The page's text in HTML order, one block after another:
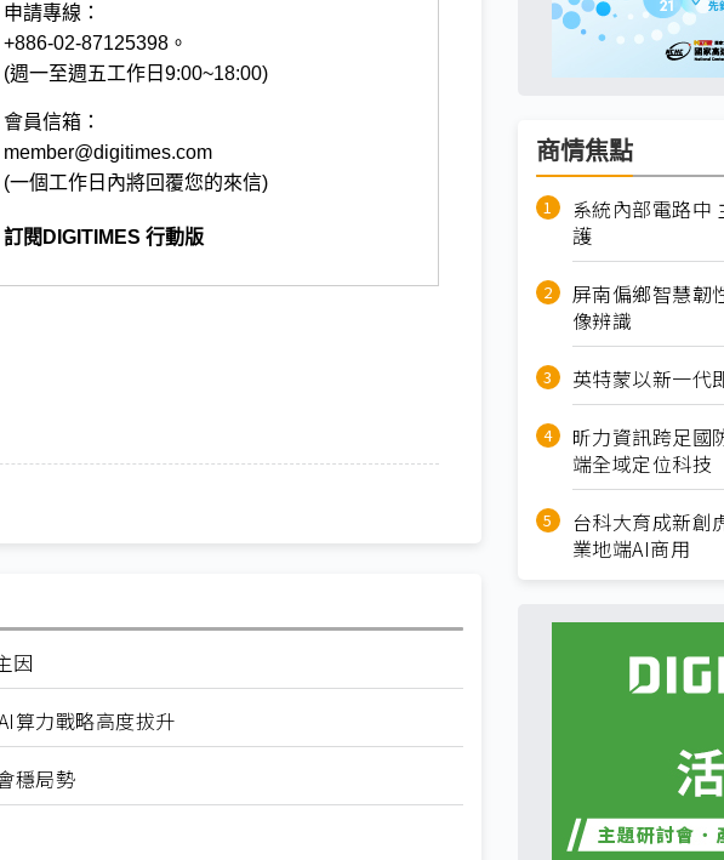
申請專線：
+886-02-87125398。
(週一至週五工作日9:00~18:00)
會員信箱：
member@digitimes.com
(一個工作日內將回覆您的來信)
訂閱DIGITIMES 行動版
因
算力戰略高度拔升
穩局勢
商情焦點
系統內部電路中
護
屏南偏鄉智慧韌
像辨識
英特蒙以新一代
昕力資訊跨足國
端全域定位科技
台科大育成新創
業地端AI商用